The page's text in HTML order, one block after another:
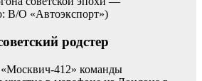
В/О «Автоэкспорт»)
родстер
412» команды